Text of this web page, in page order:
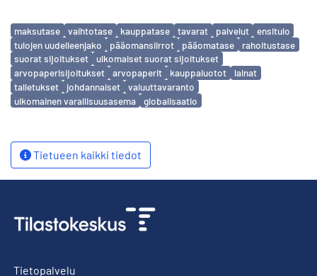
Avainsanat
maksutase vaihtotase kauppatase tavarat palvelut
ensitulo
tulojen uudelleenjako
pääomansiirrot pääomatase
rahoitustase
suorat sijoitukset
ulkomaiset suorat sijoitukset
arvopaperisijoitukset
arvopaperit kauppaluotot
lainat
talletukset
johdannaiset
valuuttavaranto
ulkomainen varallisuusasema
globalisaatio
Tietueen kaikki tiedot
Tietopalvelu